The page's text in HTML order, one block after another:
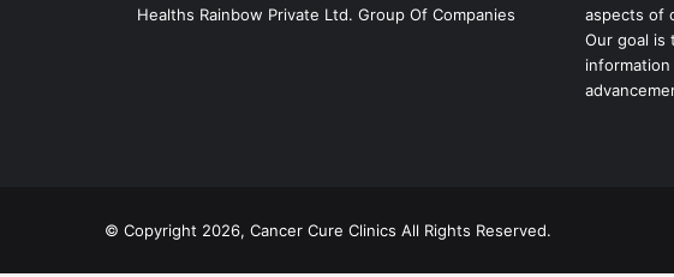
Healths Rainbow Private Ltd. Group Of Companies
aspects of
Our goal is
© Copyright 2026, Cancer Cure Clinics All Rights Reserved.